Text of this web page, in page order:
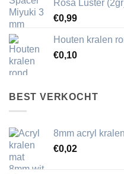
Rosa Luster
€0,99
Houten kralen
€0,10
BEST VERKOCHT
8mm acryl
€0,02